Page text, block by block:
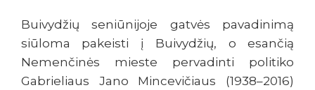
Buivydžių seniūnijoje gatvės pavadinimą
siūloma pakeisti į Buivydžių, o esančią
Nemenčinės mieste pervadinti politiko
Gabrieliaus Jano Mincevičiaus (1938–2016)